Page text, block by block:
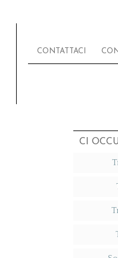
CONTATTACI
CI